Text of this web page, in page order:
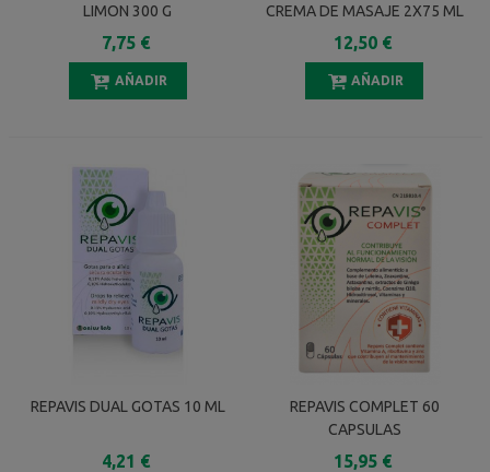
LIMON 300 G
7,75 €
AÑADIR
CREMA DE MASAJE 2X75 ML
2 UNIDAD AL 50%
DESCUENTO
12,50 €
AÑADIR
REPAVIS DUAL GOTAS 10 ML
4,21 €
REPAVIS COMPLET 60
CAPSULAS
15,95 €